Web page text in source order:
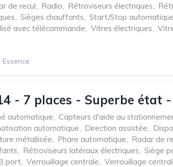
de recul, Radio, Rétroviseurs électriques,
, Sièges chauffants, Start/Stop
avec télécommande, Vitres électriques,
Essence
- 7 places - Superbe état
automatique, Capteurs d'aide au
automatique, Direction assistée,
métallisée, Phare automatique, Radar de
, Rétroviseurs latéraux électriques, Siège
port, Verrouillage centrale, Verrouillage